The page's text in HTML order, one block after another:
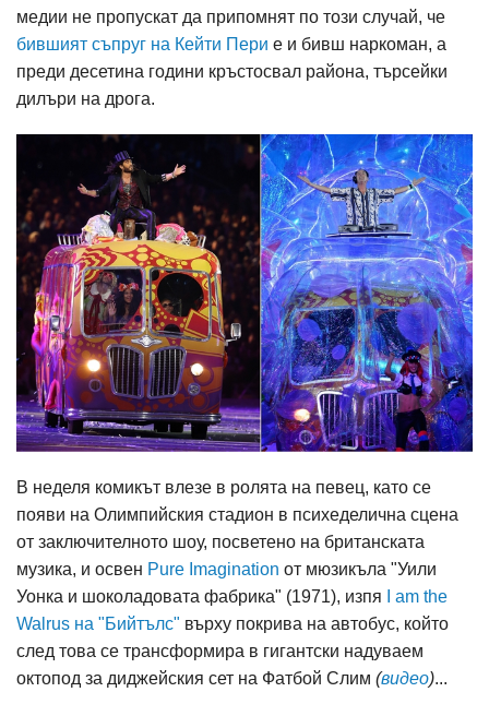
медии не пропускат да припомнят по този случай, че
бившият съпруг на Кейти Пери е и бивш наркоман, а
преди десетина години кръстосвал района, търсейки
дилъри на дрога.
В неделя комикът влезе в ролята на певец, като се
появи на Олимпийския стадион в психеделична сцена
от заключителното шоу, посветено на британската
музика, и освен Pure Imagination от мюзикъла "Уили
Уонка и шоколадовата фабрика" (1971), изпя
I am the
Walrus на "Бийтълс" върху покрива на автобус, който
след това се трансформира в гигантски надуваем
октопод за диджейския сет на Фатбой Слим (видео)...